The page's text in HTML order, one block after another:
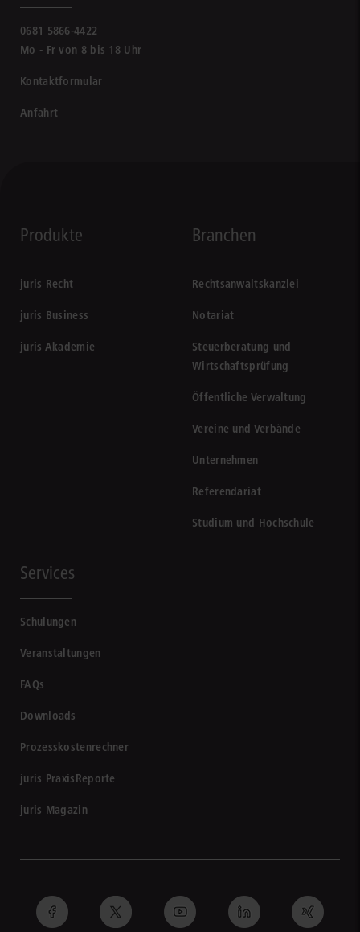
0681 5866-4422
Mo - Fr von 8 bis 18 Uhr
Kontaktformular
Anfahrt
Produkte
juris Recht
juris Business
juris Akademie
Branchen
Rechtsanwaltskanzlei
Notariat
Steuerberatung und
Wirtschaftsprüfung
Öffentliche Verwaltung
Vereine und Verbände
Unternehmen
Referendariat
Studium und Hochschule
Services
Schulungen
Veranstaltungen
FAQs
Downloads
Prozesskostenrechner
juris PraxisReporte
juris Magazin